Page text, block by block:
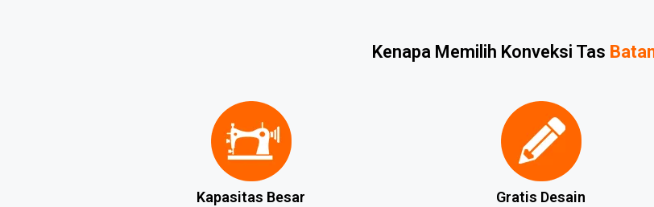
Kenapa Memilih Konveksi Tas
Kapasitas Besar Gratis Desain